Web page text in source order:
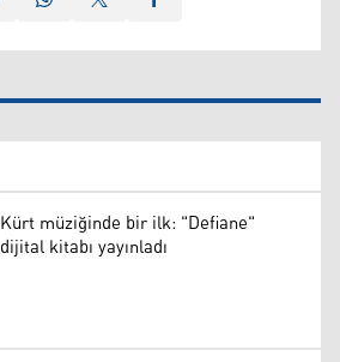
Kürt müziğinde bir ilk: "Defiane"
dijital kitabı yayınladı